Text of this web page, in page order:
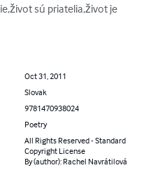
sú priatelia,život je
Oct 31, 2011
Slovak
9781470938024
Poetry
All Rights Reserved - Standard
Copyright License
By (author): Rachel Navrátilová